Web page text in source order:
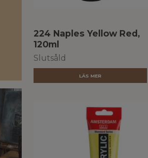
224 Naples Yellow Red,
120ml
Slutsåld
LÄS MER